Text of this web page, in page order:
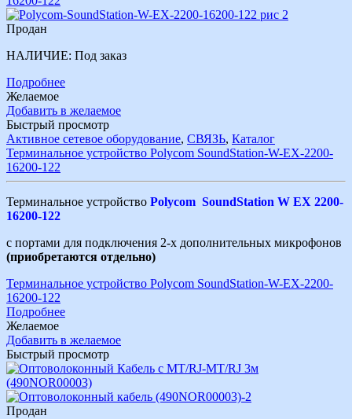
Продан
НАЛИЧИЕ: Под заказ
Подробнее
Желаемое
Добавить в желаемое
Быстрый просмотр
Активное сетевое оборудование, СВЯЗЬ, Каталог
Терминальное устройство Polycom SoundStation-W-EX-2200-
16200-122
Терминальное устройство Polycom SoundStation W EX 2200-
16200-122
с портами для подключения 2-х дополнительных микрофонов
(приобретаются отдельно)
Терминальное устройство Polycom SoundStation-W-EX-2200-
16200-122
Подробнее
Желаемое
Добавить в желаемое
Быстрый просмотр
Продан